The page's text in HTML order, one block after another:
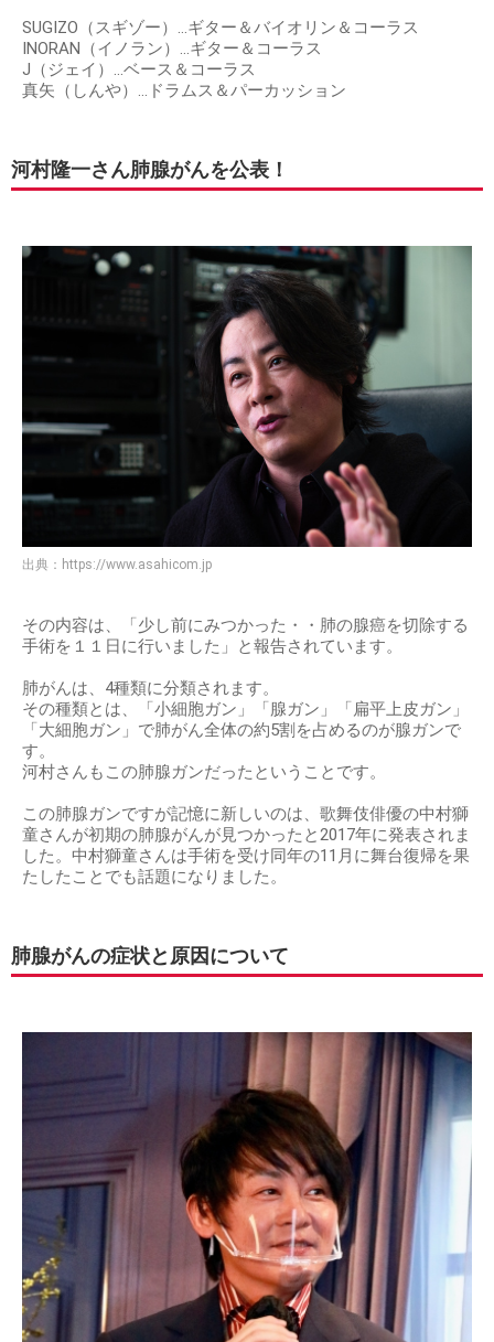
SUGIZO（スギゾー）…ギター＆バイオリン＆コーラス
INORAN（イノラン）…ギター＆コーラス
J（ジェイ）…ベース＆コーラス
真矢（しんや）…ドラムス＆パーカッション
河村隆一さん肺腺がんを公表！
出典： https://www.asahicom.jp
その内容は、「少し前にみつかった・・肺の腺癌を切除する
手術を１１日に行いました」と報告されています。
肺がんは、4種類に分類されます。
その種類とは、「小細胞ガン」「腺ガン」「扁平上皮ガン」
「大細胞ガン」で肺がん全体の約5割を占めるのが腺ガンで
す。
河村さんもこの肺腺ガンだったということです。
この肺腺ガンですが記憶に新しいのは、歌舞伎俳優の中村獅
童さんが初期の肺腺がんが見つかったと2017年に発表されま
した。中村獅童さんは手術を受け同年の11月に舞台復帰を果
たしたことでも話題になりました。
肺腺がんの症状と原因について